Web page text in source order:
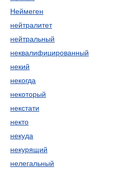
Неймеген
нейтралитет
нейтральный
неквалифицированный
некий
некогда
некоторый
некстати
некто
некуда
некурящий
нелегальный